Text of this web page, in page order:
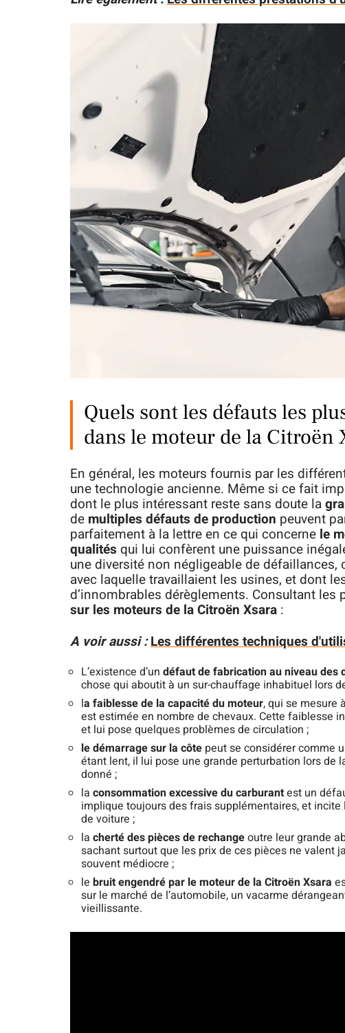
Quels sont les défauts les
dans le moteur de la Citroën
En général, les moteurs fournis par les
une technologie ancienne. Même si ce fait
dont le plus intéressant reste sans doute la
de multiples défauts de production peuvent
parfaitement à la lettre en ce qui concerne le
qualités qui lui confèrent une puissance
une diversité non négligeable de
avec laquelle travaillaient les usines, et dont
d’innombrables dérèglements. Consultant les
sur les moteurs de la Citroën Xsara :
A voir aussi :Les différentes techniques
L’existence d’un défaut de fabrication au niveau des
chose qui aboutit à un sur-chauffage inhabituel lors
la faiblesse de la capacité du moteur, qui se mesure
est estimée en nombre de chevaux. Cette faiblesse
et lui pose quelques problèmes de circulation ;
le démarrage sur la côte peut se considérer comme
étant lent, il lui pose une grande perturbation lors de
donné ;
la consommation excessive du carburantest un
implique toujours des frais supplémentaires, et
de voiture ;
la cherté des pièces de rechangeoutre leur grande
sachant surtout que les prix de ces pièces ne valent
souvent médiocre ;
le bruit engendré par le moteur de la Citroën Xsara
sur le marché de l’automobile, un vacarme
vieillissante.